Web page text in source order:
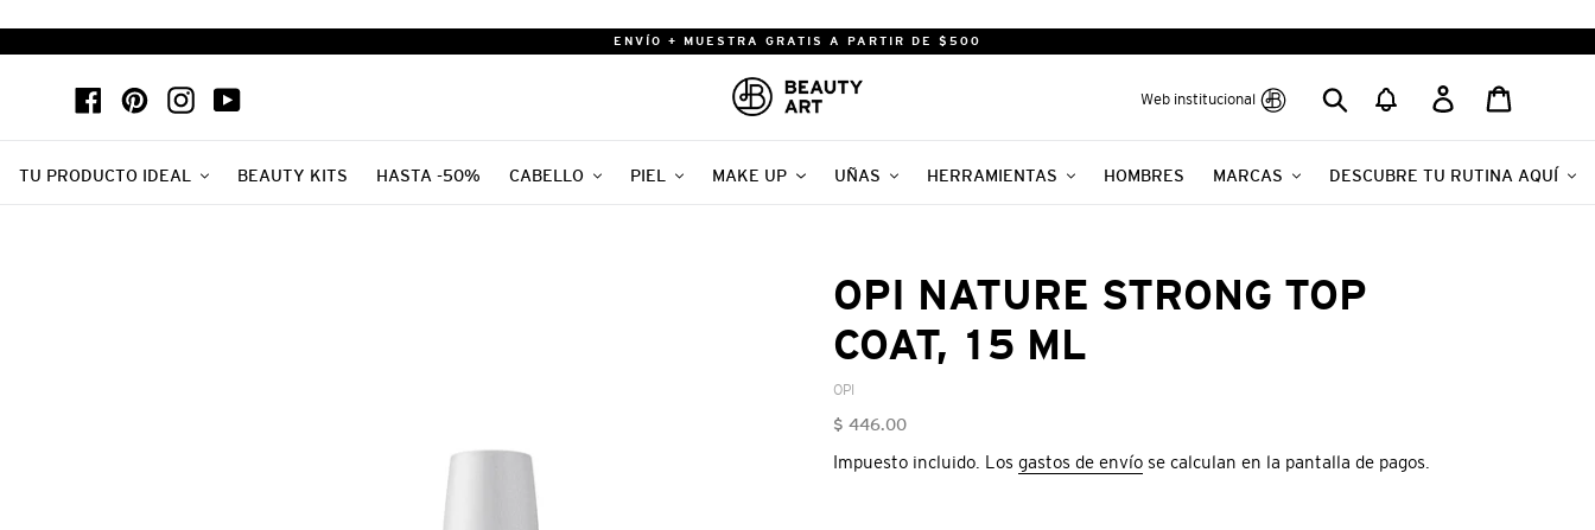
ENVÍO + MUESTRA GRATIS A PARTIR DE $500
FacebookPinterestInstagramYouTube Web institucional Buscar Ingresar
TU PRODUCTO IDEAL BEAUTY KITS HASTA -50% CABELLO PIEL MAKE UP UÑAS HERRAMIENTAS HOMBRES MARCAS DESCUBRE TU RUTINA AQUÍ
OPI NATURE STRONG TOP
COAT, 15 ML
VENDEDOR
OPI
Precio
$ 446.00
Impuesto incluido. Los gastos de envío se calculan en la pantalla de pagos.